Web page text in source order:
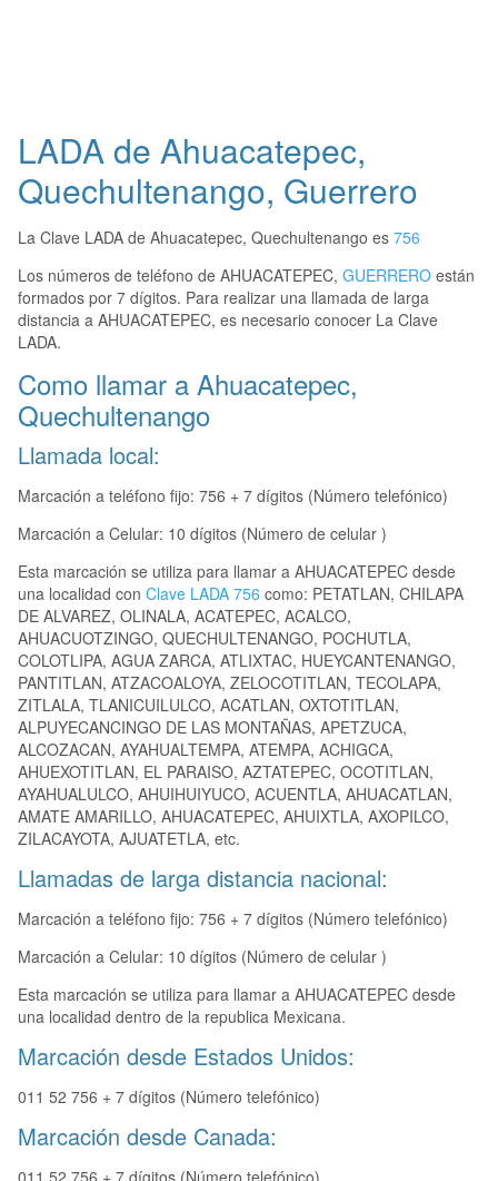
LADA de Ahuacatepec,
Quechultenango, Guerrero
La Clave LADA de Ahuacatepec, Quechultenango es 756
Los números de teléfono de AHUACATEPEC, GUERRERO están
formados por 7 dígitos. Para realizar una llamada de larga
distancia a AHUACATEPEC, es necesario conocer La Clave
LADA.
Como llamar a Ahuacatepec,
Quechultenango
Llamada local:
Marcación a teléfono fijo: 756 + 7 dígitos (Número telefónico)
Marcación a Celular: 10 dígitos (Número de celular )
Esta marcación se utiliza para llamar a AHUACATEPEC desde
una localidad con Clave LADA 756 como: PETATLAN, CHILAPA
DE ALVAREZ, OLINALA, ACATEPEC, ACALCO,
AHUACUOTZINGO, QUECHULTENANGO, POCHUTLA,
COLOTLIPA, AGUA ZARCA, ATLIXTAC, HUEYCANTENANGO,
PANTITLAN, ATZACOALOYA, ZELOCOTITLAN, TECOLAPA,
ZITLALA, TLANICUILULCO, ACATLAN, OXTOTITLAN,
ALPUYECANCINGO DE LAS MONTAÑAS, APETZUCA,
ALCOZACAN, AYAHUALTEMPA, ATEMPA, ACHIGCA,
AHUEXOTITLAN, EL PARAISO, AZTATEPEC, OCOTITLAN,
AYAHUALULCO, AHUIHUIYUCO, ACUENTLA, AHUACATLAN,
AMATE AMARILLO, AHUACATEPEC, AHUIXTLA, AXOPILCO,
ZILACAYOTA, AJUATETLA, etc.
Llamadas de larga distancia nacional:
Marcación a teléfono fijo: 756 + 7 dígitos (Número telefónico)
Marcación a Celular: 10 dígitos (Número de celular )
Esta marcación se utiliza para llamar a AHUACATEPEC desde
una localidad dentro de la republica Mexicana.
Marcación desde Estados Unidos:
011 52 756 + 7 dígitos (Número telefónico)
Marcación desde Canada: